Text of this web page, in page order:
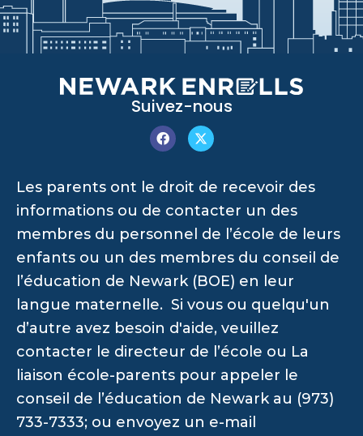
Suivez-nous
Les parents ont le droit de recevoir des
informations ou de contacter un des
membres du personnel de l’école de leurs
enfants ou un des membres du conseil de
l’éducation de Newark (BOE) en leur
langue maternelle. Si vous ou quelqu'un
d’autre avez besoin d'aide, veuillez
contacter le directeur de l’école ou La
liaison école-parents pour appeler le
conseil de l’éducation de Newark au (973)
733-7333; ou envoyez un e-mail